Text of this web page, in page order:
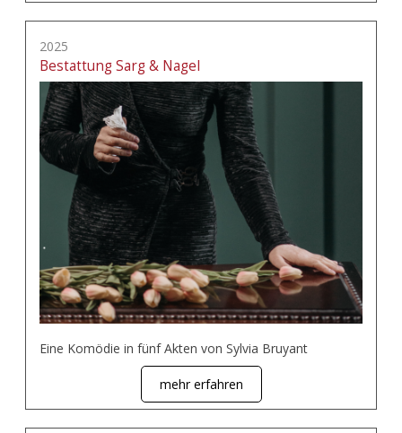
2025
Bestattung Sarg & Nagel
Eine Komödie in fünf Akten von Sylvia Bruyant
mehr erfahren